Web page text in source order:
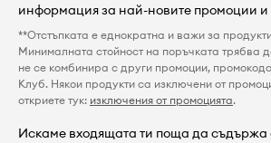
информация за най-новите промоции и
**Отстъпката е еднократна и важи за
Минималната стойност на поръчката трябва
не се комбинира с други промоции,
Клуб. Някои продукти са изключени от
откриете тук: изключения от промоцията.
Искаме входящата ти поща да съдържа